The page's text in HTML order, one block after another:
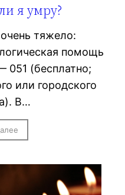
я умру?
тяжело:
помощь
051 (бесплатно;
или городского
В…